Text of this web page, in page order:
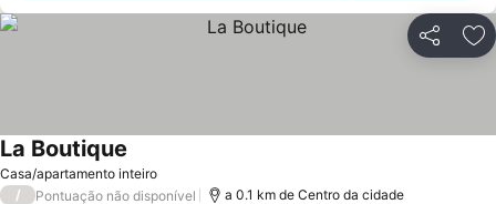
Partilhar
Casa/apartamento inteiro
La Boutique
/ Pontuação não disponível a 0.1 km de Centro da cidade